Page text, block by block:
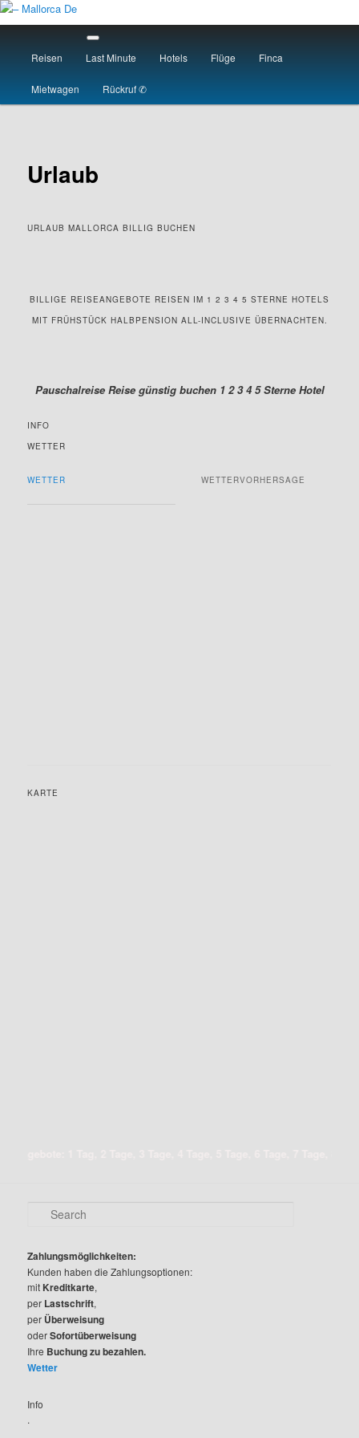
Skip
to
content– Mallorca De
Reisen Last Minute Hotels Flüge Finca
Mietwagen Rückruf ✆
Urlaub
URLAUB MALLORCA BILLIG BUCHEN
BILLIGE REISEANGEBOTE REISEN IM 1 2 3 4 5 STERNE HOTELS
MIT FRÜHSTÜCK HALBPENSION ALL-INCLUSIVE ÜBERNACHTEN.
Pauschalreise Reise günstig buchen 1 2 3 4 5 Sterne Hotel
INFO
WETTER
WETTER WETTERVORHERSAGE
KARTE
r
c
h
Zahlungsmöglichkeiten:
Kunden haben die Zahlungsoptionen:
mit Kreditkarte,
per Lastschrift,
per Überweisung
oderSofortüberweisung
Ihre Buchung zu bezahlen.
Wetter
Info
.